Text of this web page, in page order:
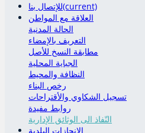
للإتصال بنا(current)
العلاقة مع المواطن
الحالة المدنية
التعريف بالإمضاء
مطابقة النسخ للأصل
الجباية المحلية
النظافة والمحيط
رخص البناء
تسجيل الشكاوي والأقتراحات
روابط مفيدة
النّفاذ الى الوثائق الإدارية
الإنجازات البلدية